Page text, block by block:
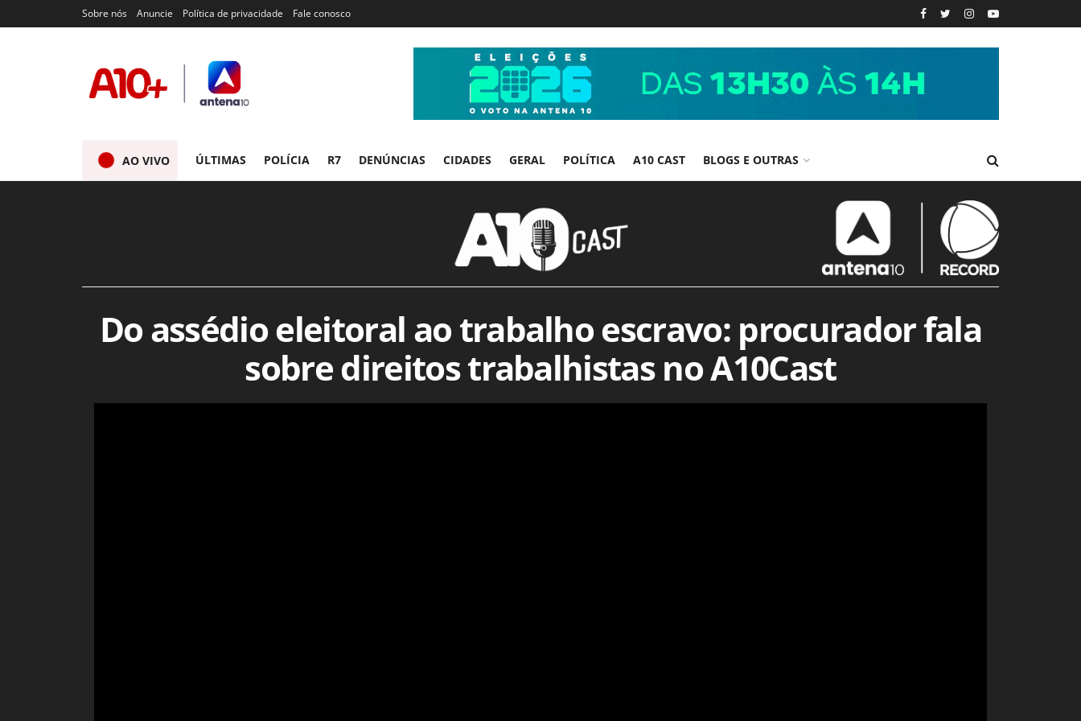
Sobre nós Anuncie Política de privacidade Fale conosco
AO VIVO ÚLTIMAS POLÍCIA R7 DENÚNCIAS CIDADES GERAL POLÍTICA A10 CAST BLOGS E OUTRAS
Do assédio eleitoral ao trabalho escravo: procurador fala
sobre direitos trabalhistas no A10Cast